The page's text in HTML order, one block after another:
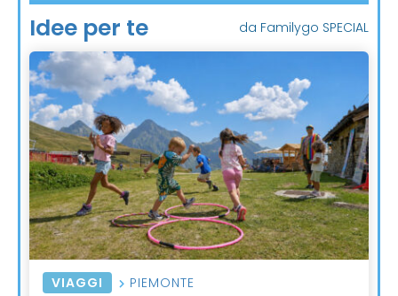
Idee per te da Familygo SPECIAL
VIAGGI PIEMONTE